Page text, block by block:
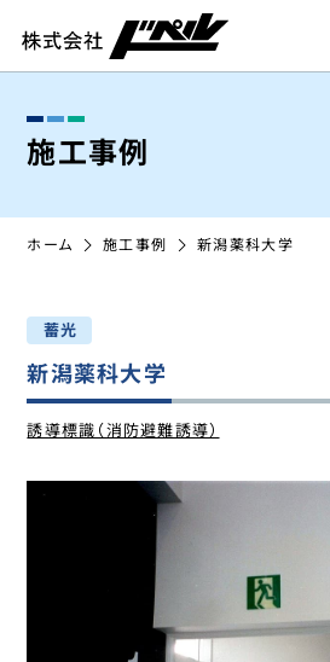
施工事例
ホーム 施工事例 新潟薬科大学
⁩蓄光
新潟薬科大学
誘導標識（消防避難誘導）